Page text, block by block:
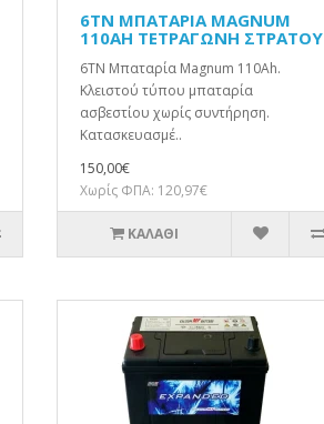
6TN ΜΠΑΤΑΡΙΑ MAGNUM
110AH ΤΕΤΡΑΓΩΝΗ ΣΤΡΑΤΟΥ
6TN Μπαταρία Magnum 110Ah.
Κλειστού τύπου μπαταρία
ασβεστίου χωρίς συντήρηση.
Κατασκευασμέ..
150,00€
Χωρίς ΦΠΑ: 120,97€
ΚΑΛΆΘΙ